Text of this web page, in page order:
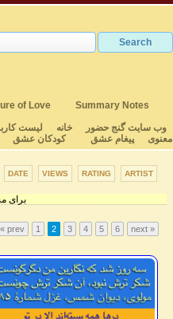
of Love
Summary Notes
وب سایت گنج حضور
خانه لیست
معنوی
پیغام عشق کودکان عشق
DATE VIEWS RATING ARTIST
برای
« prev 1 2 3 4 5 6 next »